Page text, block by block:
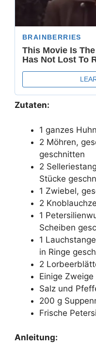
Zutaten:
1 ganzes
2 Möhren,
geschnitten
2
Stücke
1 Zwiebel,
2
1
Scheiben
1
in Ringe
2
Einige
Salz und
200 g
Frische
Anleitung: